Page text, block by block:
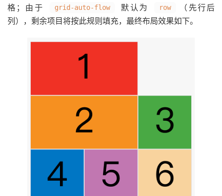
格；由于
grid-auto-flow 默认为 row
（先行后
列），剩余项目将按此规则填充，最终布局效果如下。